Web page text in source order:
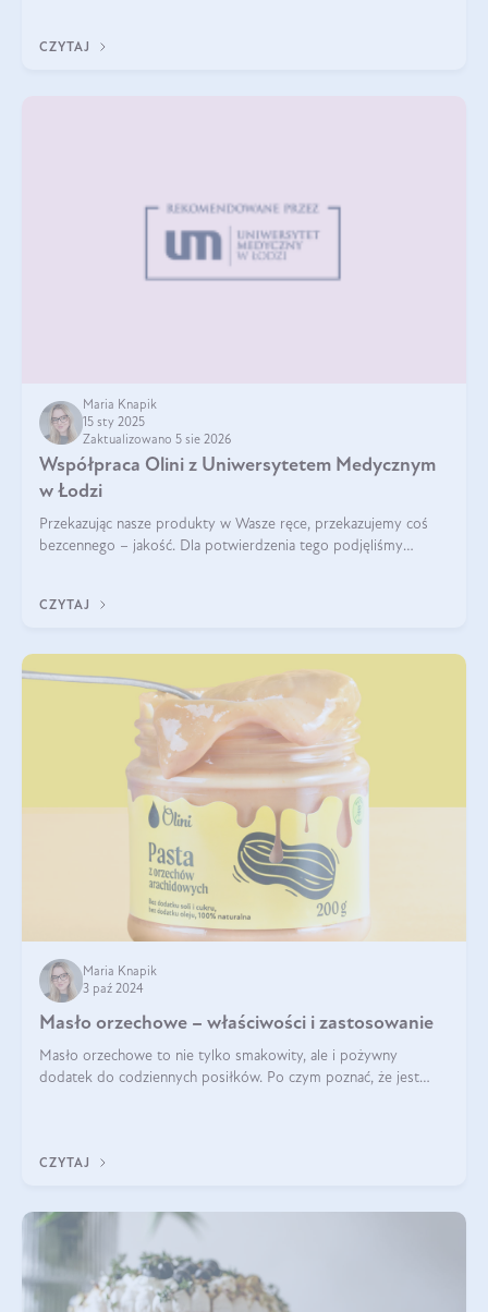
CZYTAJ
Maria Knapik
15 sty 2025
Zaktualizowano 5 sie 2026
Współpraca Olini z Uniwersytetem Medycznym
w Łodzi
Przekazując nasze produkty w Wasze ręce, przekazujemy coś
bezcennego – jakość. Dla potwierdzenia tego podjęliśmy
CZYTAJ
Maria Knapik
3 paź 2024
Masło orzechowe – właściwości i zastosowanie
Masło orzechowe to nie tylko smakowity, ale i pożywny
dodatek do codziennych posiłków. Po czym poznać, że jest
CZYTAJ